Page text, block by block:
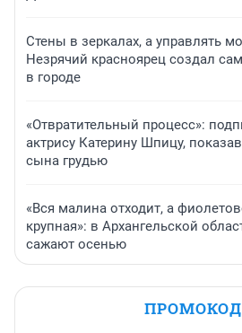
Стены в зеркалах, а управлять
Незрячий красноярец создал
в городе
«Отвратительный процесс»:
актрису Катерину Шпицу,
сына грудью
«Вся малина отходит, а
крупная»: в Архангельской
сажают осенью